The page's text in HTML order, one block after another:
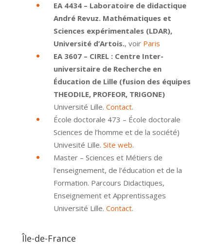
EA 4434 – Laboratoire de didactique
André Revuz. Mathématiques et
Sciences expérimentales (LDAR),
Université d’Artois., voir Paris
EA 3607 – CIREL : Centre Inter-
universitaire de Recherche en
Éducation de Lille (fusion des équipes
THEODILE, PROFEOR, TRIGONE)
Université Lille. Contact.
École doctorale 473 – École doctorale
Sciences de l’homme et de la société)
Univesité Lille. Site web.
Master – Sciences et Métiers de
l’enseignement, de l’éducation et de la
Formation. Parcours Didactiques,
Enseignement et Apprentissages
Université Lille. Contact.
Île-de-France